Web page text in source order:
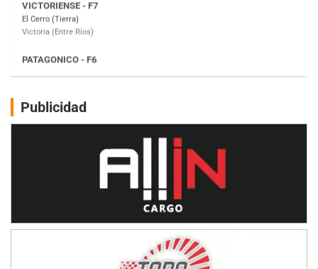
Moto Club Reginense (Tierra)
Gral. E. Godoy (Río Negro)
Juventud Unida (Tierra)
NORESTE SANTAFESINO - F6
Ciudad de Avellaneda (Asfalto)
Avellaneda (Santa Fe)
SUR SANTAFESINO - F4
José Samuel Sánchez (Tierra)
Juan Navarro (Asfalto)
COBERTURA ESPECIAL DE E-KART.COM.AR
Publicidad